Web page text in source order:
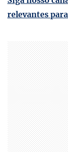
relevantes